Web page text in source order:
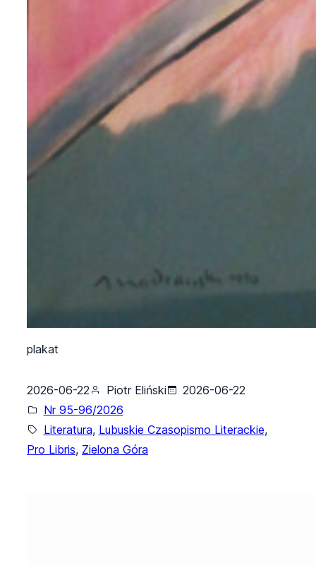
plakat
2026-06-22 Piotr Eliński
2026-06-22
Nr 95-96/2026
Literatura, Lubuskie Czasopismo Literackie,
Pro Libris, Zielona Góra